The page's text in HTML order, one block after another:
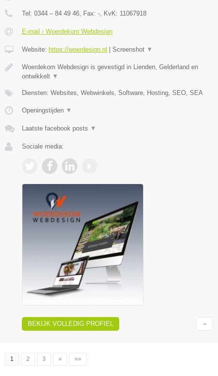
Tel: 0344 – 84 49 46, Fax: -, KvK: 11067918
E-mail › Woerdekom Webdesign
Website: https://woerdesign.nl Screenshot ▼
Woerdekom Webdesign is gevestigd in Lienden, Gelderland en
ontwikkelt ▼
Diensten: Websites, Webwinkels, Software, Hosting, SEO, SEA
Openingstijden ▼
Laatste facebook posts ▼
Sociale media:
BEKIJK VOLLEDIG PROFIEL
1 2 3 » »»